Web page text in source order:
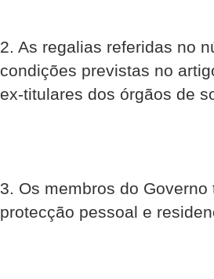
2. As regalias referidas no
condições previstas no
ex-titulares dos órgãos de
3. Os membros do
protecção pessoal e